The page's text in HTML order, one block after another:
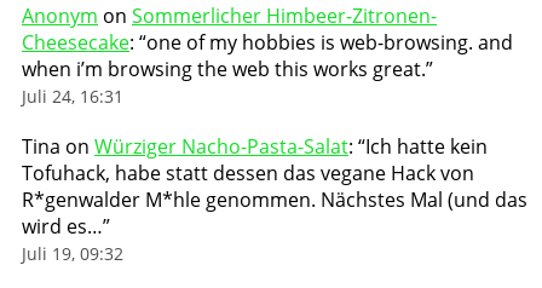
Anonym on Sommerlicher Himbeer-Zitronen-
Cheesecake: “one of my hobbies is web-browsing. and
when i’m browsing the web this works great.”
Juli 24, 16:31
Tina on Würziger Nacho-Pasta-Salat: “Ich hatte kein
Tofuhack, habe statt dessen das vegane Hack von
R*genwalder M*hle genommen. Nächstes Mal (und das
wird es…”
Juli 19, 09:32